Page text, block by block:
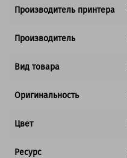
Производитель принтера
Производитель
Вид товара
Оригинальность
Цвет
Ресурс